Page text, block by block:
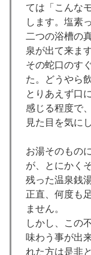
ては「こんな
します。塩素
二つの浴槽の
泉が出て来ます
その蛇口のす
た。どうやら
とりあえず口
感じる程度で
見た目を気に
お湯そのもの
が、とにかく
残った温泉銭
正直、何度も
ません。
しかし、この
味わう事が出
れた方は是非